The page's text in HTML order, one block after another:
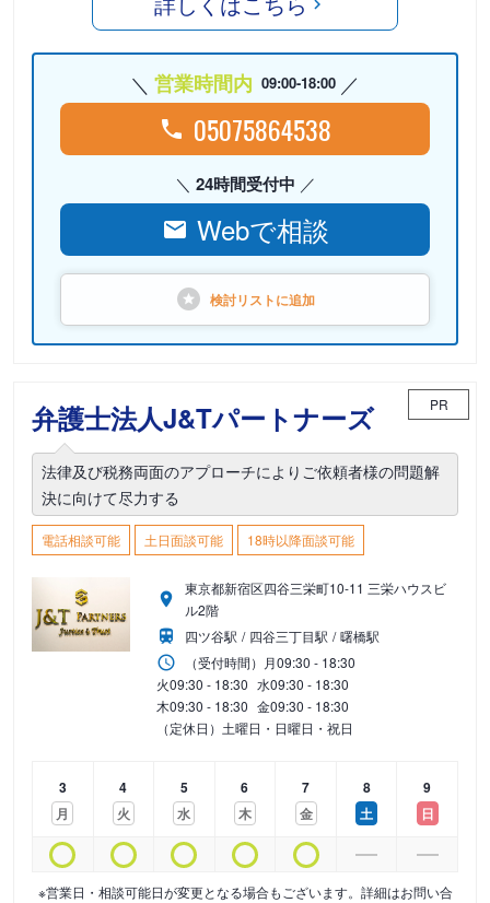
営業時間内 09:00-18:00
05075864538
24時間受付中
Webで相談
検討リストに追加
弁護士法人J&Tパートナーズ PR
法律及び税務両面のアプローチによりご依頼者様の問題解
決に向けて尽力する
電話相談可能 土日面談可能 18時以降面談可能
東京都新宿区四谷三栄町10-11 三栄ハウスビ
ル2階
四ツ谷駅
四谷三丁目駅
曙橋駅
（受付時間） 月09:30 - 18:30
火09:30 - 18:30 水09:30 - 18:30
木09:30 - 18:30 金09:30 - 18:30
（定休日）土曜日・日曜日・祝日
3
月
4
火
5
水
6
木
7
金
8
土
9
日
※営業日・相談可能日が変更となる場合もございます。詳細はお問い合